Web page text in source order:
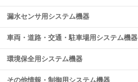
漏水センサ用システム機器
車両・道路・交通・駐車場用システム機器
環境保全用システム機器
その他情報・制御用システム機器